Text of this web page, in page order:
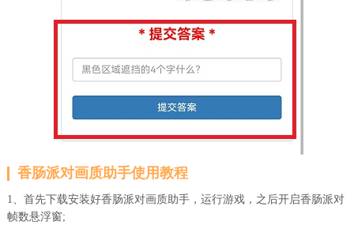
香肠派对画质助手使用教程
1、首先下载安装好香肠派对画质助手，运行游戏，之后开启香肠派对
帧数悬浮窗;